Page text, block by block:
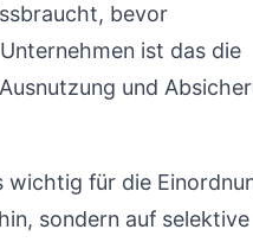
bevor
ist das die
und
wichtig für die
sondern auf selektive